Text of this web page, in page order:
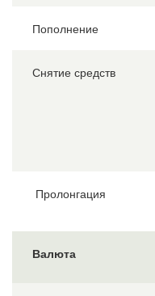
Пополнение
Снятие средств
Пролонгация
Валюта